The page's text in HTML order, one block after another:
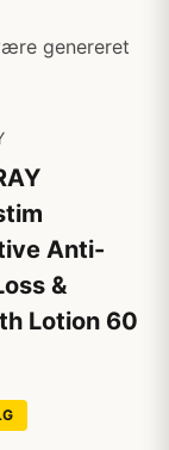
genereret
Anti-
&
Lotion 60